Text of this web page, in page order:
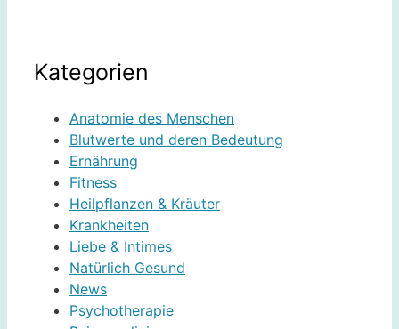
Kategorien
Anatomie des Menschen
Blutwerte und deren Bedeutung
Ernährung
Fitness
Heilpflanzen & Kräuter
Krankheiten
Liebe & Intimes
Natürlich Gesund
News
Psychotherapie